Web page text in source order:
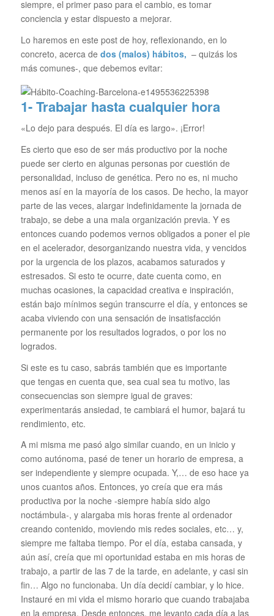
siempre, el primer paso para el cambio, es tomar
conciencia y estar dispuesto a mejorar.
Lo haremos en este post de hoy, reflexionando, en lo
concreto, acerca de dos (malos) hábitos, – quizás los
más comunes-, que debemos evitar:
1- Trabajar hasta cualquier hora
«Lo dejo para después. El día es largo». ¡Error!
Es cierto que eso de ser más productivo por la noche
puede ser cierto en algunas personas por cuestión de
personalidad, incluso de genética. Pero no es, ni mucho
menos así en la mayoría de los casos. De hecho, la mayor
parte de las veces, alargar indefinidamente la jornada de
trabajo, se debe a una mala organización previa. Y es
entonces cuando podemos vernos obligados a poner el pie
en el acelerador, desorganizando nuestra vida, y vencidos
por la urgencia de los plazos, acabamos saturados y
estresados. Si esto te ocurre, date cuenta como, en
muchas ocasiones, la capacidad creativa e inspiración,
están bajo mínimos según transcurre el día, y entonces se
acaba viviendo con una sensación de insatisfacción
permanente por los resultados logrados, o por los no
logrados.
Si este es tu caso, sabrás también que es importante
que tengas en cuenta que, sea cual sea tu motivo, las
consecuencias son siempre igual de graves:
experimentarás ansiedad, te cambiará el humor, bajará tu
rendimiento, etc.
A mi misma me pasó algo similar cuando, en un inicio y
como autónoma, pasé de tener un horario de empresa, a
ser independiente y siempre ocupada. Y,… de eso hace ya
unos cuantos años. Entonces, yo creía que era más
productiva por la noche -siempre había sido algo
noctámbula-, y alargaba mis horas frente al ordenador
creando contenido, moviendo mis redes sociales, etc… y,
siempre me faltaba tiempo. Por el día, estaba cansada, y
aún así, creía que mi oportunidad estaba en mis horas de
trabajo, a partir de las 7 de la tarde, en adelante, y casi sin
fin… Algo no funcionaba. Un día decidí cambiar, y lo hice.
Instauré en mi vida el mismo horario que cuando trabajaba
en la empresa. Desde entonces, me levanto cada día a las